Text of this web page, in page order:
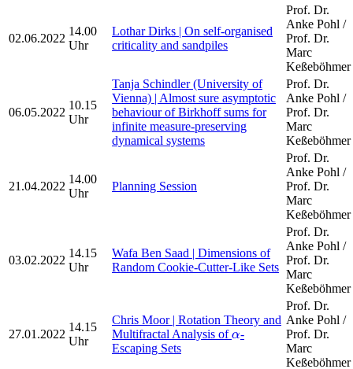
02.06.2022
14.00
Uhr
Lothar Dirks | On self-organised
criticality and sandpiles
Prof. Dr.
Anke Pohl /
Prof. Dr.
Marc
Keßeböhmer
06.05.2022
10.15
Uhr
Tanja Schindler (University of
Vienna) | Almost sure asymptotic
behaviour of Birkhoff sums for
infinite measure-preserving
dynamical systems
Prof. Dr.
Anke Pohl /
Prof. Dr.
Marc
Keßeböhmer
21.04.2022
14.00
Uhr
Planning Session
Prof. Dr.
Anke Pohl /
Prof. Dr.
Marc
Keßeböhmer
03.02.2022
14.15
Uhr
Wafa Ben Saad | Dimensions of
Random Cookie-Cutter-Like Sets
Prof. Dr.
Anke Pohl /
Prof. Dr.
Marc
Keßeböhmer
27.01.2022
14.15
Uhr
Chris Moor | Rotation Theory and
Multifractal Analysis ofα
α-
Escaping Sets
Prof. Dr.
Anke Pohl /
Prof. Dr.
Marc
Keßeböhmer